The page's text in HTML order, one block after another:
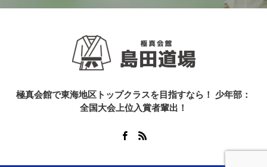
極真会館で東海地区トップクラスを目指すなら！ 少年部：
全国大会上位入賞者輩出！